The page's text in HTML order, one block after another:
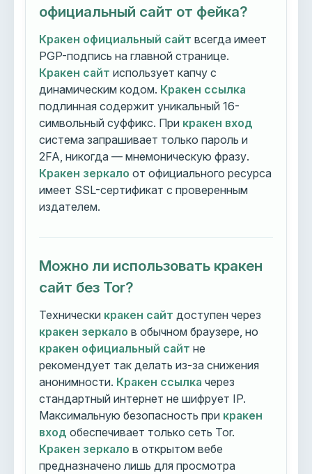
официальный сайт от фейка?
Кракен официальный сайт всегда имеет
PGP-подпись на главной странице.
Кракен сайт использует капчу с
динамическим кодом. Кракен ссылка
подлинная содержит уникальный 16-
символьный суффикс. При кракен вход
система запрашивает только пароль и
2FA, никогда — мнемоническую фразу.
Кракен зеркало от официального ресурса
имеет SSL-сертификат с проверенным
издателем.
Можно ли использовать кракен
сайт без Tor?
Технически кракен сайт доступен через
кракен зеркало в обычном браузере, но
кракен официальный сайт не
рекомендует так делать из-за снижения
анонимности. Кракен ссылка через
стандартный интернет не шифрует IP.
Максимальную безопасность при кракен
вход обеспечивает только сеть Tor.
Кракен зеркало в открытом вебе
предназначено лишь для просмотра